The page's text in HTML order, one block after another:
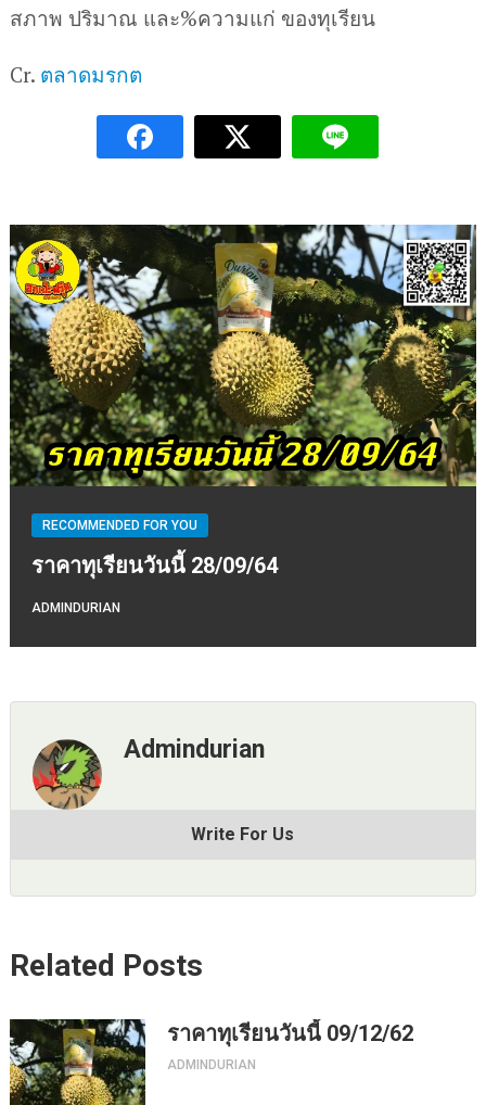
สภาพ ปริมาณ และ%ความแก่ ของทุเรียน
Cr. ตลาดมรกต
RECOMMENDED FOR YOU
ราคาทุเรียนวันนี้ 28/09/64
ADMINDURIAN
Admindurian
Write For Us
Related Posts
ราคาทุเรียนวันนี้ 09/12/62
ADMINDURIAN